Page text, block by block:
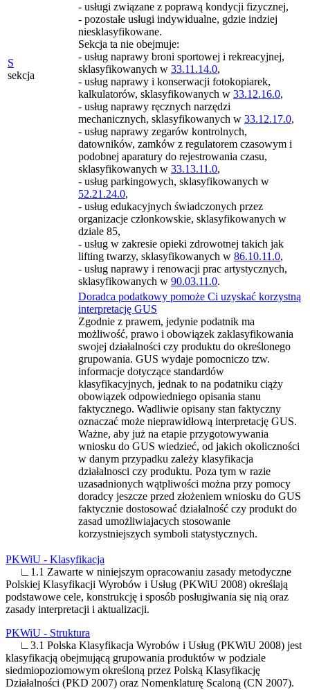
S
sekcja
- usługi związane z poprawą kondycji fizycznej,
- pozostałe usługi indywidualne, gdzie indziej
niesklasyfikowane.
Sekcja ta nie obejmuje:
- usług naprawy broni sportowej i rekreacyjnej,
sklasyfikowanych w 33.11.14.0,
- usług naprawy i konserwacji fotokopiarek,
kalkulatorów, sklasyfikowanych w 33.12.16.0,
- usług naprawy ręcznych narzędzi
mechanicznych, sklasyfikowanych w 33.12.17.0,
- usług naprawy zegarów kontrolnych,
datowników, zamków z regulatorem czasowym i
podobnej aparatury do rejestrowania czasu,
sklasyfikowanych w 33.13.11.0,
- usług parkingowych, sklasyfikowanych w
52.21.24.0,
- usług edukacyjnych świadczonych przez
organizacje członkowskie, sklasyfikowanych w
dziale 85,
- usług w zakresie opieki zdrowotnej takich jak
lifting twarzy, sklasyfikowanych w 86.10.11.0,
- usług naprawy i renowacji prac artystycznych,
sklasyfikowanych w 90.03.11.0.
Doradca podatkowy pomoże Ci uzyskać korzystną
interpretację GUS
Zgodnie z prawem, jedynie podatnik ma
możliwość, prawo i obowiązek zaklasyfikowania
swojej działalności czy produktu do określonego
grupowania. GUS wydaje pomocniczo tzw.
informacje dotyczące standardów
klasyfikacyjnych, jednak to na podatniku ciąży
obowiązek odpowiedniego opisania stanu
faktycznego. Wadliwie opisany stan faktyczny
oznaczać może nieprawidłową interpretację GUS.
Ważne, aby już na etapie przygotowywania
wniosku do GUS wiedzieć, od jakich okoliczności
w danym przypadku zależy klasyfikacja
działalnosci czy produktu. Poza tym w razie
uzasadnionych wątpliwości można przy pomocy
doradcy jeszcze przed złożeniem wniosku do GUS
faktycznie dostosować działalność czy produkt do
zasad umożliwiajacych stosowanie
korzystniejszych symboli statystycznych.
PKWiU - Klasyfikacja
∟1.1 Zawarte w niniejszym opracowaniu zasady metodyczne
Polskiej Klasyfikacji Wyrobów i Usług (PKWiU 2008) określają
podstawowe cele, konstrukcję i sposób posługiwania się nią oraz
zasady interpretacji i aktualizacji.
PKWiU - Struktura
∟3.1 Polska Klasyfikacja Wyrobów i Usług (PKWiU 2008) jest
klasyfikacją obejmującą grupowania produktów w podziale
siedmiopoziomowym określoną przez Polską Klasyfikację
Działalności (PKD 2007) oraz Nomenklaturę Scaloną (CN 2007).